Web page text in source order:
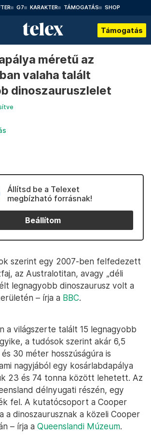
G7 KARAKTER TÁMOGATÁS SHOP
Támogatás
méretű az
valaha talált
dinoszauruszlelet
Állítsd be a Telexet
megbízható forrásnak!
Beállítom
szerint egy 2007-ben felfedezett
az Australotitan, avagy „déli
legnagyobb dinoszaurusz volt a
– írja a BBC.
a világszerte talált 15 legnagyobb
a tudósok szerint akár 6,5
30 méter hosszúságúra is
nagyjából egy kosárlabdapálya
23 és 74 tonna között lehetett. Az
délnyugati részén, egy
fel. A kutatócsoport a Cooper
a dinoszaurusznak a közeli Cooper
– írja a Queenslandi Múzeum.